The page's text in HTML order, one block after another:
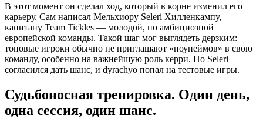
В этот момент он сделал ход, который в корне изменил его
карьеру. Сам написал Мельхиору Seleri Хилленкампу,
капитану Team Tickles — молодой, но амбициозной
европейской команды. Такой шаг мог выглядеть дерзким:
топовые игроки обычно не приглашают «ноунеймов» в свою
команду, особенно на важнейшую роль керри. Но Seleri
согласился дать шанс, и dyrachyo попал на тестовые игры.
Судьбоносная тренировка. Один день,
одна сессия, один шанс.